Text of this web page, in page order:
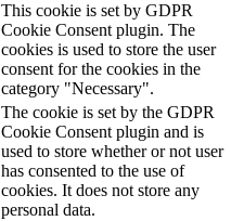
This cookie is set by GDPR
Cookie Consent plugin. The
cookies is used to store the user
consent for the cookies in the
category "Necessary".
The cookie is set by the GDPR
Cookie Consent plugin and is
used to store whether or not user
has consented to the use of
cookies. It does not store any
personal data.